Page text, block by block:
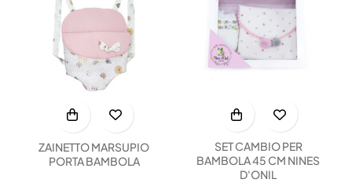
ZAINETTO MARSUPIO
PORTA BAMBOLA
SET CAMBIO PER
BAMBOLA 45 CM NINES
D'ONIL